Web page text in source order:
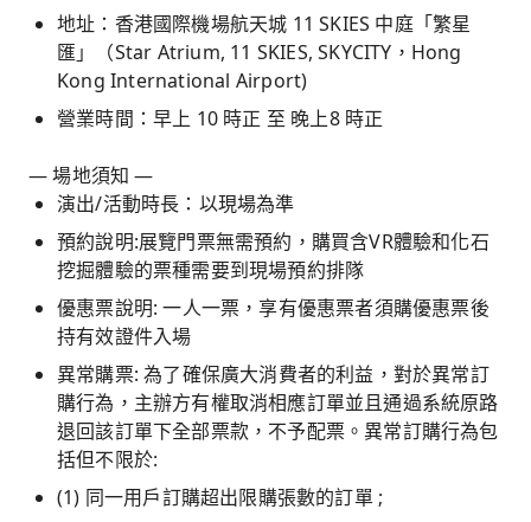
地址：香港國際機場航天城 11 SKIES 中庭「繁星
匯」（Star Atrium, 11 SKIES, SKYCITY，Hong
Kong International Airport)
營業時間：早上 10 時正 至 晚上8 時正
— 場地須知 —
演出/活動時長：以現場為準
預約說明:展覽門票無需預約，購買含VR體驗和化石
挖掘體驗的票種需要到現場預約排隊
優惠票說明: 一人一票，享有優惠票者須購優惠票後
持有效證件入場
異常購票: 為了確保廣大消費者的利益，對於異常訂
購行為，主辦方有權取消相應訂單並且通過系統原路
退回該訂單下全部票款，不予配票。異常訂購行為包
括但不限於:
(1) 同一用戶訂購超出限購張數的訂單 ;